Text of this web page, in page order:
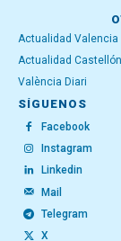
Actualidad Valencia
Actualidad Castellón
València Diari
SÍGUENOS
Facebook
Instagram
Linkedin
Mail
Telegram
X